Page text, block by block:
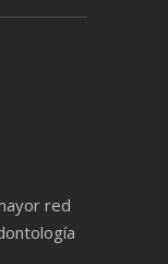
red